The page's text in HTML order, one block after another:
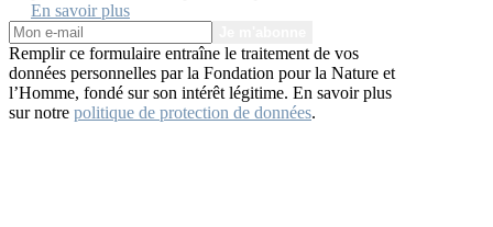
En savoir plus
Remplir ce formulaire entraîne le traitement de vos
données personnelles par la Fondation pour la Nature et
l’Homme, fondé sur son intérêt légitime. En savoir plus
sur notre politique de protection de données.